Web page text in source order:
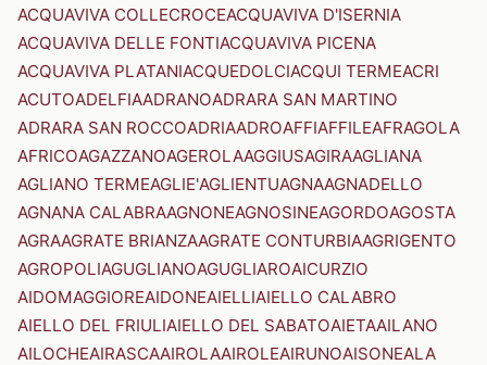
ACQUAVIVA COLLECROCEACQUAVIVA D'ISERNIA
ACQUAVIVA DELLE FONTIACQUAVIVA PICENA
ACQUAVIVA PLATANIACQUEDOLCIACQUI TERMEACRI
ACUTOADELFIAADRANOADRARA SAN MARTINO
ADRARA SAN ROCCOADRIAADROAFFIAFFILEAFRAGOLA
AFRICOAGAZZANOAGEROLAAGGIUSAGIRAAGLIANA
AGLIANO TERMEAGLIE'AGLIENTUAGNAAGNADELLO
AGNANA CALABRAAGNONEAGNOSINEAGORDOAGOSTA
AGRAAGRATE BRIANZAAGRATE CONTURBIAAGRIGENTO
AGROPOLIAGUGLIANOAGUGLIAROAICURZIO
AIDOMAGGIOREAIDONEAIELLIAIELLO CALABRO
AIELLO DEL FRIULIAIELLO DEL SABATOAIETAAILANO
AILOCHEAIRASCAAIROLAAIROLEAIRUNOAISONEALA